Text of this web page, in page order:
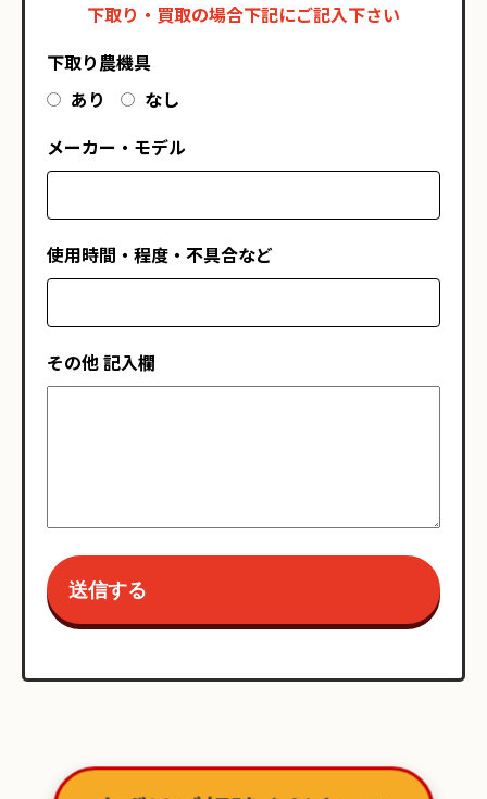
下取り・買取の場合下記にご記入下さい
下取り農機具
あり
なし
メーカー・モデル
使用時間・程度・不具合など
その他 記入欄